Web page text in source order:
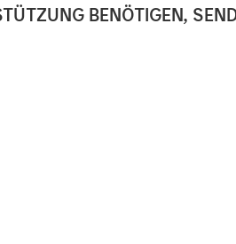
BENÖTIGEN,